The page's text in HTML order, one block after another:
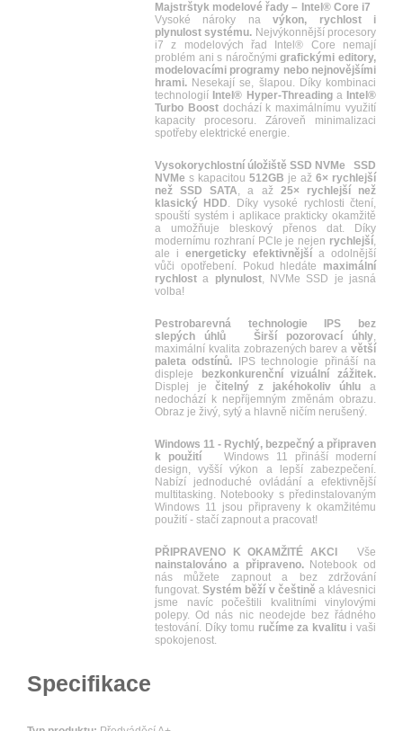
Majstrštyk modelové řady – Intel® Core i7
Vysoké nároky navýkon, rychlost i
plynulost systému. Nejvýkonnější procesory
i7 z modelových řad Intel® Core nemají
problém ani s náročnýmigrafickými editory,
modelovacími programy nebo nejnovějšími
hrami. Nesekají se, šlapou. Díky kombinaci
technologií
Intel® Hyper-Threadinga Intel®
Turbo Boostdochází k maximálnímu využití
kapacity procesoru. Zároveň minimalizaci
spotřeby elektrické energie.
Vysokorychlostní úložiště SSD NVMe
SSD
NVMe s kapacitou 512GB je až 6× rychlejší
než SSD SATA, a až 25× rychlejší než
klasický HDD. Díky vysoké rychlosti čtení,
spouští systém i aplikace prakticky okamžitě
a umožňuje bleskový přenos dat. Díky
modernímu rozhraní PCIe je nejen rychlejší,
ale i energeticky efektivnější a odolnější
vůči opotřebení. Pokud hledáte maximální
rychlost a plynulost, NVMe SSD je jasná
volba!
Pestrobarevná technologie IPS bez
slepých úhlů
Širší pozorovací úhly,
maximální kvalita zobrazených barev a větší
paleta odstínů. IPS technologie přináší na
displeje
bezkonkurenční vizuální zážitek.
Displej ječitelný z jakéhokoliv úhlu a
nedochází k nepříjemným změnám obrazu.
Obraz je živý, sytý a hlavně ničím nerušený.
Windows 11 - Rychlý, bezpečný a připraven
k použití Windows 11 přináší moderní
design, vyšší výkon a lepší zabezpečení.
Nabízí jednoduché ovládání a efektivnější
multitasking. Notebooky s předinstalovaným
Windows 11 jsou připraveny k okamžitému
použití - stačí zapnout a pracovat!
PŘIPRAVENO K OKAMŽITÉ AKCI
Vše
nainstalováno a připraveno.Notebook od
nás můžete zapnout a bez zdržování
fungovat.Systém běží v češtině a klávesnici
jsme navíc počeštili kvalitními vinylovými
polepy. Od nás nic neodejde bez řádného
testování. Díky tomu ručíme za kvalitu i vaši
spokojenost.
Specifikace